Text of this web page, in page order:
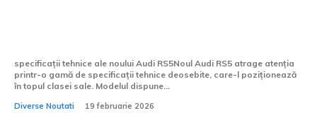
specificații tehnice ale noului Audi RS5Noul Audi RS5 atrage atenția
printr-o gamă de specificații tehnice deosebite, care-l poziționează
în topul clasei sale. Modelul dispune...
Diverse Noutati 19 februarie 2026